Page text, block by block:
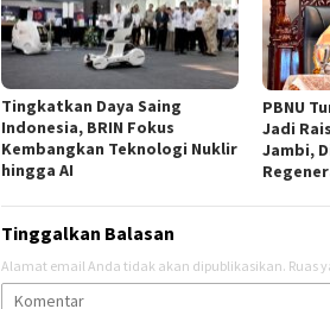
Tingkatkan Daya Saing
Indonesia, BRIN Fokus
Kembangkan Teknologi Nuklir
hingga AI
PBNU
Jadi
Jambi,
Tinggalkan Balasan
Alamat email Anda tidak akan dipublikasikan. Ruas